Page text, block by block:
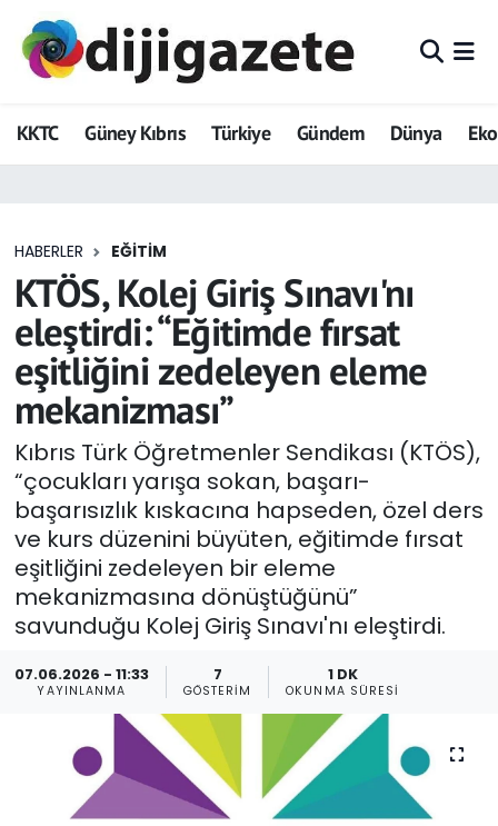
KKTC Güney Kıbrıs Türkiye Gündem Dünya
HABERLER EĞITIM
KTÖS, Kolej Giriş Sınavı'nı
eleştirdi: “Eğitimde fırsat
eşitliğini zedeleyen eleme
mekanizması”
Kıbrıs Türk Öğretmenler Sendikası (KTÖS),
“çocukları yarışa sokan, başarı-
başarısızlık kıskacına hapseden, özel ders
ve kurs düzenini büyüten, eğitimde fırsat
eşitliğini zedeleyen bir eleme
mekanizmasına dönüştüğünü”
savunduğu Kolej Giriş Sınavı'nı eleştirdi.
07.06.2026 - 11:33
YAYINLANMA
7
GÖSTERIM
1 DK
OKUNMA SÜRESI
ADVERTORIAL
Dijigazete
Eğitim
Ekonomi
Foto Galeri
GEZİ
Güncel
Gündem
KKTC
Kültür Sanat
Magazin
Hava Durumu
Trafik Durumu
Tüm Manşetler
Son Dakika Haberleri
Haber Arşivi